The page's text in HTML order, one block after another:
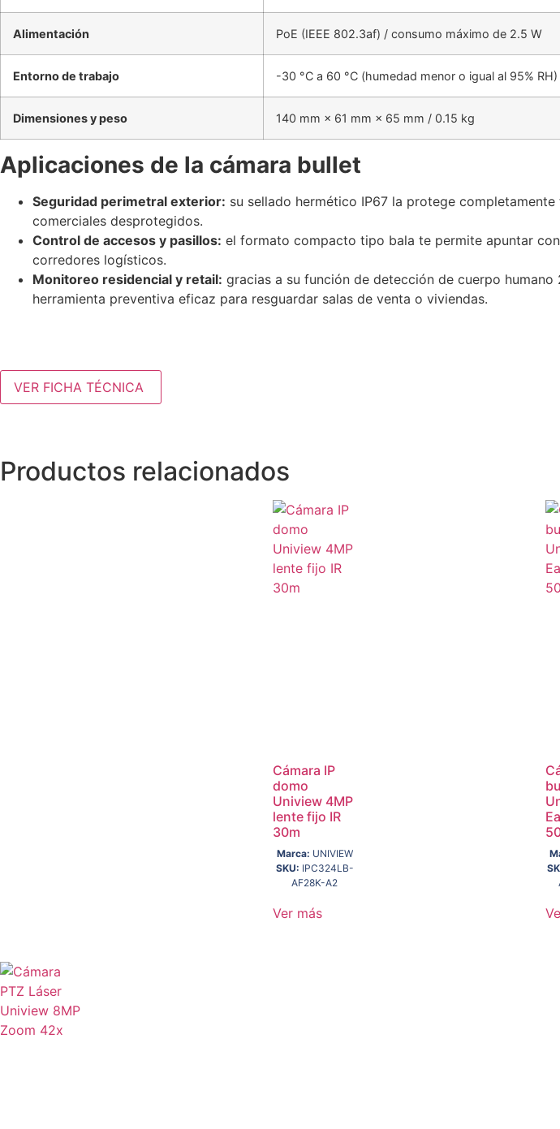
Alimentación PoE (IEEE 802.3af) / consumo máximo de 2.5 W
Entorno de trabajo -30 °C a 60 °C (humedad menor o igual al 95% RH)
Dimensiones y peso 140 mm × 61 mm × 65 mm / 0.15 kg
Aplicaciones de la cámara bullet
Seguridad perimetral exterior: su sellado hermético IP67 la protege
comerciales desprotegidos.
Control de accesos y pasillos: el formato compacto tipo bala te permite apuntar
corredores logísticos.
Monitoreo residencial y retail: gracias a su función de detección de cuerpo
herramienta preventiva eficaz para resguardar salas de venta o viviendas.
VER FICHA TÉCNICA
Productos relacionados
Cámara IP
domo
Uniview 4MP
lente fijo IR
30m
Marca: UNIVIEW
SKU: IPC324LB-
AF28K-A2
Ver más